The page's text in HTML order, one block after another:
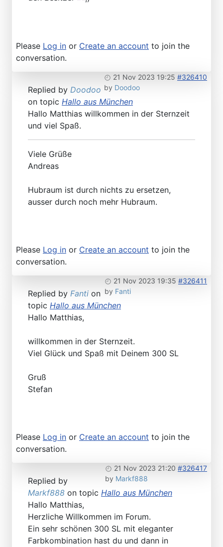
Please Log in or Create an account to join the
conversation.
21 Nov 2023 19:25 #326410
by Doodoo
Replied by Doodoo
on topic Hallo aus München
Hallo Matthias willkommen in der Sternzeit
und viel Spaß.
Viele Grüße
Andreas
Hubraum ist durch nichts zu ersetzen,
ausser durch noch mehr Hubraum.
Please Log in or Create an account to join the
conversation.
21 Nov 2023 19:35 #326411
by Fanti
Replied by Fanti on
topic Hallo aus München
Hallo Matthias,
willkommen in der Sternzeit.
Viel Glück und Spaß mit Deinem 300 SL
Gruß
Stefan
Please Log in or Create an account to join the
conversation.
21 Nov 2023 21:20 #326417
by Markf888
Replied by
Markf888 on topic Hallo aus München
Hallo Matthias,
Herzliche Willkommen im Forum.
Ein sehr schönen 300 SL mit eleganter
Farbkombination hast du und dann in